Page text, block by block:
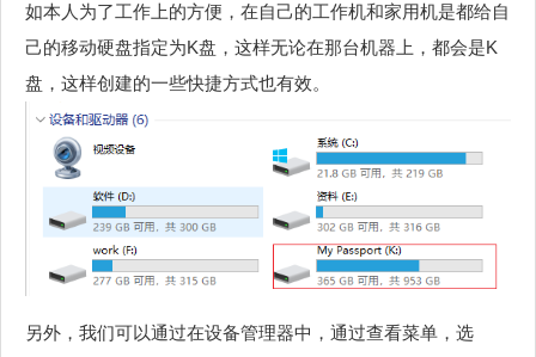
如本人为了工作上的方便，在自己的工作机和家用机是都给自
己的移动硬盘指定为K盘，这样无论在那台机器上，都会是K
盘，这样创建的一些快捷方式也有效。
另外，我们可以通过在设备管理器中，通过查看菜单，选